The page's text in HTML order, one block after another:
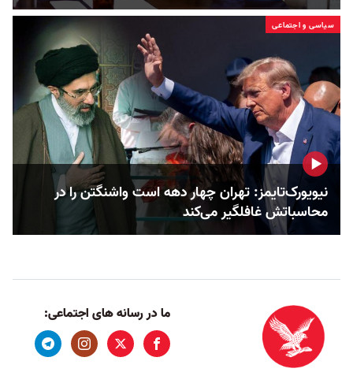
سیاسی و اجتماعی
نیویورک‌تایمز: تهران چهار دهه است واشنگتن را در
محاسباتش غافلگیر می‌کند
ما در رسانه های اجتماعی: